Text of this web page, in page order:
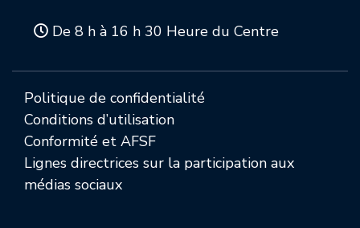
De 8 h à 16 h 30 Heure du Centre
Politique de confidentialité
Conditions d’utilisation
Conformité et AFSF
Lignes directrices sur la participation aux
médias sociaux